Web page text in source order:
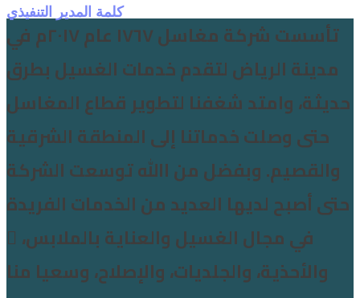
كلمة المدير التنفيذي
تأسست شركة مغاسل ١٧٦٧ عام ٢٠١٧م في
مدينة الرياض لتقدم خدمات الغسيل بطرق
حديثة، وامتد شغفنا لتطوير قطاع المغاسل
حتى وصلت خدماتنا إلى المنطقة الشرقية
والقصيم. وبفضل من االله توسعت الشركة
حتى أصبح لديها العديد من الخدمات الفريدة
في مجال الغسيل والعناية بالملابس، ً
والأحذية، والجلديات، والإصلاح، وسعيا منا